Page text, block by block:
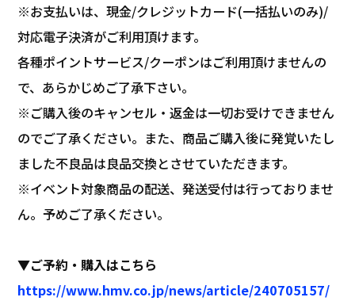
※お支払いは、現金/クレジットカード(一括払いのみ)/
対応電子決済がご利用頂けます。
各種ポイントサービス/クーポンはご利用頂けませんの
で、あらかじめご了承下さい。
※ご購入後のキャンセル・返金は一切お受けできません
のでご了承ください。また、商品ご購入後に発覚いたし
ました不良品は良品交換とさせていただきます。
※イベント対象商品の配送、発送受付は行っておりませ
ん。予めご了承ください。
▼ご予約・購入はこちら
https://www.hmv.co.jp/news/article/240705157/